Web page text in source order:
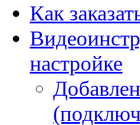
Как
настройке